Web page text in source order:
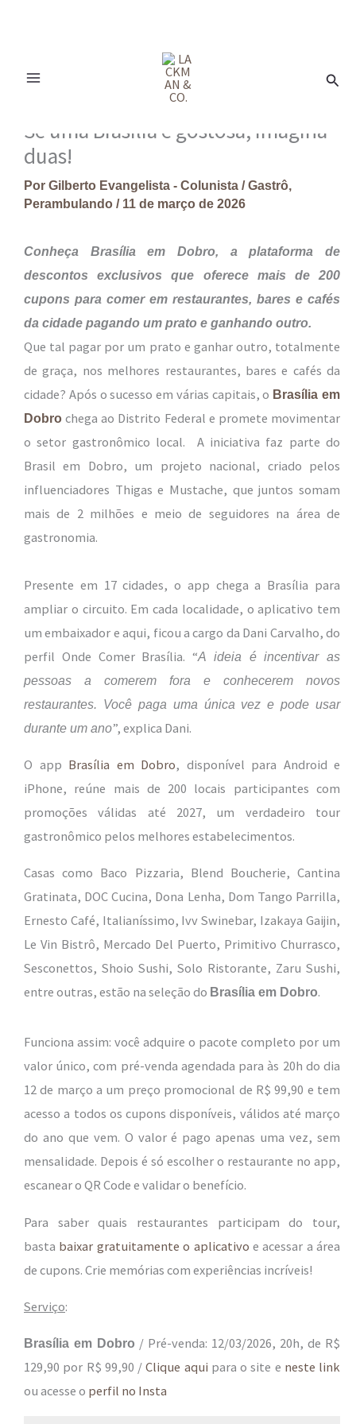
Se uma Brasília é gostosa, imagina
duas!
Por Gilberto Evangelista - Colunista /Gastrô,
Perambulando / 11 de março de 2026
Conheça Brasília em Dobro, a plataforma de
descontos exclusivos que oferece mais de 200
cupons para comer em restaurantes, bares e cafés
da cidade pagando um prato e ganhando outro.
Que tal pagar por um prato e ganhar outro, totalmente
de graça, nos melhores restaurantes, bares e cafés da
cidade? Após o sucesso em várias capitais, o Brasília em
Dobro chega ao Distrito Federal e promete movimentar
o setor gastronômico local. A iniciativa faz parte do
Brasil em Dobro, um projeto nacional, criado pelos
influenciadores Thigas e Mustache, que juntos somam
mais de 2 milhões e meio de seguidores na área de
gastronomia.
Presente em 17 cidades, o app chega a Brasília para
ampliar o circuito. Em cada localidade, o aplicativo tem
um embaixador e aqui, ficou a cargo da Dani Carvalho, do
perfil Onde Comer Brasília. “A ideia é incentivar as
pessoas a comerem fora e conhecerem novos
restaurantes. Você paga uma única vez e pode usar
durante um ano”, explica Dani.
O app Brasília em Dobro, disponível para Android e
iPhone, reúne mais de 200 locais participantes com
promoções válidas até 2027, um verdadeiro tour
gastronômico pelos melhores estabelecimentos.
Casas como Baco Pizzaria, Blend Boucherie, Cantina
Gratinata, DOC Cucina, Dona Lenha, Dom Tango Parrilla,
Ernesto Café, Italianíssimo, Ivv Swinebar, Izakaya Gaijin,
Le Vin Bistrô, Mercado Del Puerto, Primitivo Churrasco,
Sesconettos, Shoio Sushi, Solo Ristorante, Zaru Sushi,
entre outras, estão na seleção do Brasília em Dobro.
Funciona assim: você adquire o pacote completo por um
valor único, com pré-venda agendada para às 20h do dia
12 de março a um preço promocional de R$ 99,90 e tem
acesso a todos os cupons disponíveis, válidos até março
do ano que vem. O valor é pago apenas uma vez, sem
mensalidade. Depois é só escolher o restaurante no app,
escanear o QR Code e validar o benefício.
Para saber quais restaurantes participam do tour,
basta baixar gratuitamente o aplicativo e acessar a área
de cupons. Crie memórias com experiências incríveis!
Serviço:
Brasília em Dobro / Pré-venda: 12/03/2026, 20h, de R$
129,90 por R$ 99,90 /Clique aqui para o site e neste link
ou acesse o perfil no Insta